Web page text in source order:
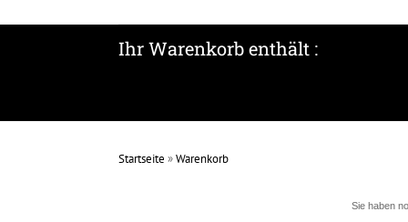
Ihr Warenkorb enthält :
Startseite »Warenkorb
Sie haben